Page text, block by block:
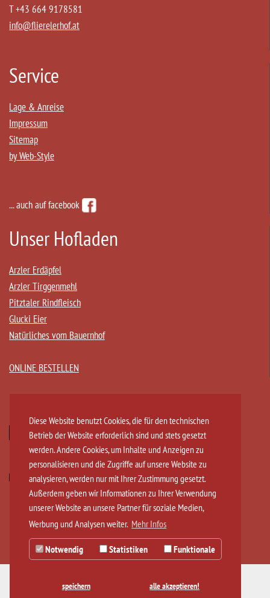
Diese Website benutzt Cookies, die für den technischen
Betrieb der Website erforderlich sind und stets gesetzt
werden. Andere Cookies, um Inhalte und Anzeigen zu
personalisieren und die Zugriffe auf unsere Website zu
analysieren, werden nur mit Ihrer Zustimmung gesetzt.
Außerdem geben wir Informationen zu Ihrer Verwendung
unserer Website an unsere Partner für soziale Medien,
Werbung und Analysen weiter. Mehr Infos
Notwendig Statistiken Funktionale
speichern alle akzeptieren!
T +43 664 9178581
info@flierelerhof.at
Service
Lage & Anreise
Impressum
Sitemap
by Web-Style
... auch auf facebook
Unser Hofladen
Arzler Erdäpfel
Arzler Tirggenmehl
Pitztaler Rindfleisch
Glucki Eier
Natürliches vom Bauernhof
ONLINE BESTELLEN